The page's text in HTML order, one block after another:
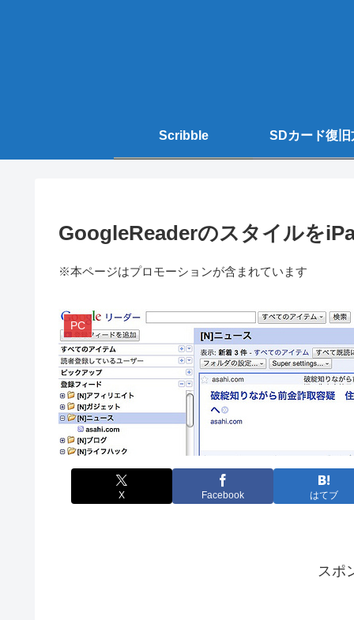
Scribble SDカード復旧
GoogleReaderのスタイルを
※本ページはプロモーションが含まれています
PC
X Facebook はてブ
スポ